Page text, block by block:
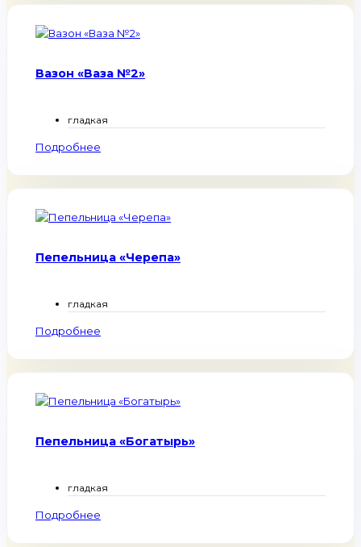
Вазон «Ваза №2»
гладкая
Подробнее
Пепельница «Черепа»
гладкая
Подробнее
Пепельница «Богатырь»
гладкая
Подробнее